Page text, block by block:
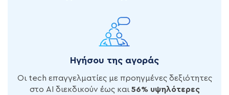
Ηγήσου της αγοράς
Οι tech επαγγελματίες με προηγμένες δεξιότητες
στο AI διεκδικούν έως και 56% υψηλότερες